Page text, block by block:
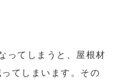
ってしまうと、屋根材
てしまいます。その